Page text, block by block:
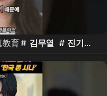
教育 # 김무열 # 진기주
#kdrama